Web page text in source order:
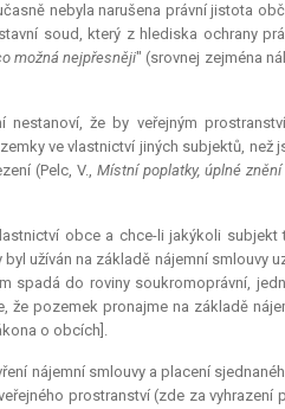
nebyla narušena právní jistota
soud, který z hlediska ochrany
možná nejpřesněji" (srovnej zejména
že by veřejným
ve vlastnictví jiných subjektů, než
(Pelc, V., Místní poplatky, úplné
obce a chce-li jakýkoli subjekt
užíván na základě nájemní smlouvy
spadá do roviny soukromoprávní,
pozemek pronajme na základě
o obcích].
nájemní smlouvy a placení
prostranství (zde za vyhrazení